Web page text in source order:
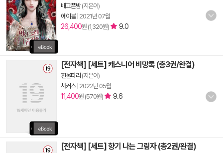
배고픈밤(지은이)
에이블| 2021년 07월
26,400원 (1,320원) 9.0
[전자책] [세트] 캐스니어 비망록 (총3권/완결)
흰울타리 (지은이)
서커스| 2022년 05월
11,400원 (570원) 9.6
[전자책] [세트] 향기 나는 그림자 (총2권/완결)